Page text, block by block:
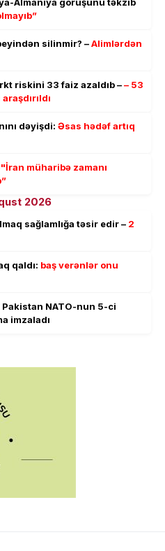
Almaniya görüşünü təkzib
silinmir? –Alimlərdən
riskini 33 faiz azaldıb –– 53
dəyişdi: Əsas hədəf artıq
"İran müharibə zamanı
2026
sağlamlığa təsir edir – 2
qaldı: baş verənlər onu
NATO-nun 5-ci
imzaladı